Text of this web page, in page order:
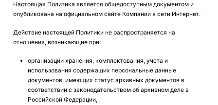
Настоящая Политика является общедоступным документом и
опубликована на официальном сайте Компании в сети Интернет.
Действие настоящей Политики не распространяется на
отношения, возникающие при:
организации хранения, комплектования, учета и
использования содержащих персональные данные
документов, имеющих статус архивных документов в
соответствии с законодательством об архивном деле в
Российской Федерации,